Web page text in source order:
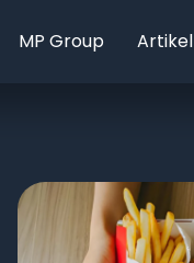
MP Group Artikel